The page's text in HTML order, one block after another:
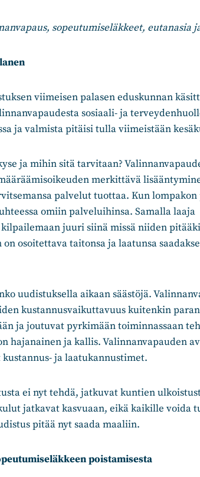
sopeutumiseläkkeet, eutanasia
viimeisen palasen eduskunnan
sosiaali- ja
ja valmista pitäisi tulla viimeistään
ja mihin sitä tarvitaan?
merkittävä
palvelut tuottaa. Kun lompakon
omiin palveluihinsa. Samalla laaja
juuri siinä missä niiden
osoitettava taitonsa ja laatunsa
uudistuksella aikaan säästöjä.
kustannusvaikuttavuus kuitenkin
ja joutuvat pyrkimään toiminnassaan
hajanainen ja kallis. Valinnanvapauden
ja laatukannustimet.
ei nyt tehdä, jatkuvat kuntien
jatkavat kasvuaan, eikä kaikille voida
pitää nyt saada maaliin.
poistamisesta